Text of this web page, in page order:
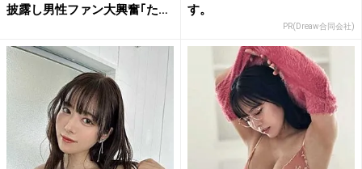
披露し男性ファン大興奮｢た
す。
PR(Dreaw合同会社)